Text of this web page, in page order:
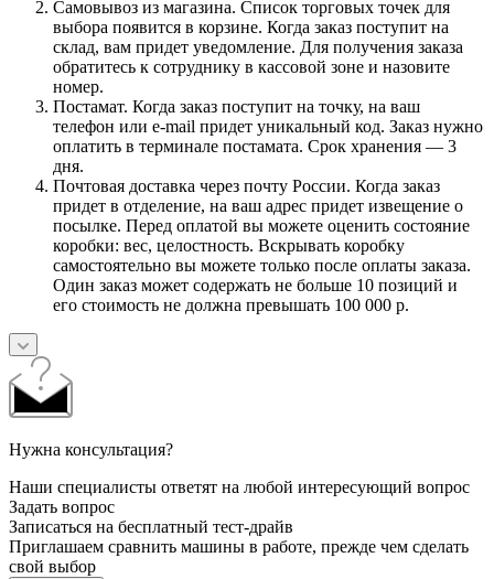
Самовывоз из магазина. Список торговых точек для
выбора появится в корзине. Когда заказ поступит на
склад, вам придет уведомление. Для получения заказа
обратитесь к сотруднику в кассовой зоне и назовите
номер.
Постамат. Когда заказ поступит на точку, на ваш
телефон или e-mail придет уникальный код. Заказ нужно
оплатить в терминале постамата. Срок хранения — 3
дня.
Почтовая доставка через почту России. Когда заказ
придет в отделение, на ваш адрес придет извещение о
посылке. Перед оплатой вы можете оценить состояние
коробки: вес, целостность. Вскрывать коробку
самостоятельно вы можете только после оплаты заказа.
Один заказ может содержать не больше 10 позиций и
его стоимость не должна превышать 100 000 р.
Нужна консультация?
Наши специалисты ответят на любой интересующий вопрос
Задать вопрос
Записаться на бесплатный тест-драйв
Приглашаем сравнить машины в работе, прежде чем сделать
свой выбор